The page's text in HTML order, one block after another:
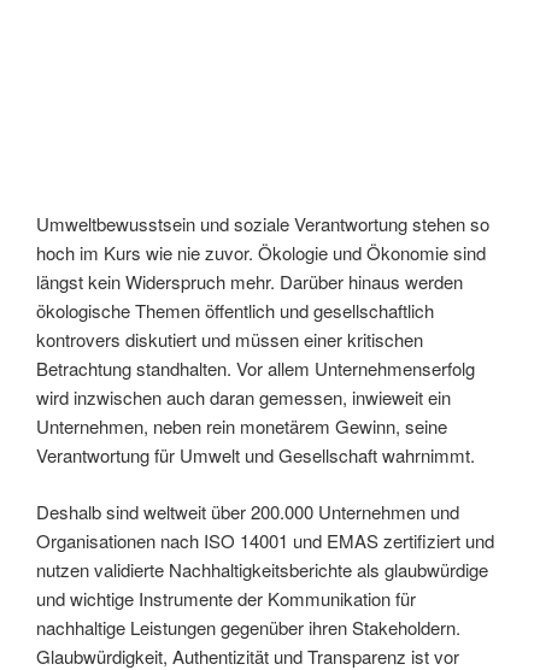
Umweltbewusstsein und soziale Verantwortung stehen so
hoch im Kurs wie nie zuvor. Ökologie und Ökonomie sind
längst kein Widerspruch mehr. Darüber hinaus werden
ökologische Themen öffentlich und gesellschaftlich
kontrovers diskutiert und müssen einer kritischen
Betrachtung standhalten. Vor allem Unternehmenserfolg
wird inzwischen auch daran gemessen, inwieweit ein
Unternehmen, neben rein monetärem Gewinn, seine
Verantwortung für Umwelt und Gesellschaft wahrnimmt.
Deshalb sind weltweit über 200.000 Unternehmen und
Organisationen nach ISO 14001 und EMAS zertifiziert und
nutzen validierte Nachhaltigkeitsberichte als glaubwürdige
und wichtige Instrumente der Kommunikation für
nachhaltige Leistungen gegenüber ihren Stakeholdern.
Glaubwürdigkeit, Authentizität und Transparenz ist vor